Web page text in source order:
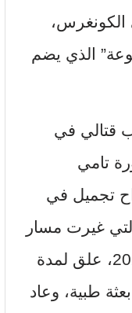
الكونغرس،
الذي يضم
قتالي في
تامي
تجميل في
غيرت مسار
حماوي السياسي. ففي مايو 2024، علق لمدة
طبية، وعاد